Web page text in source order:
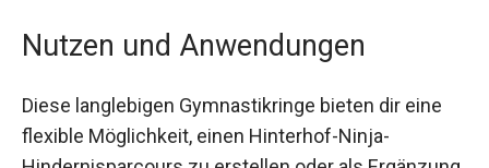
Nutzen und Anwendungen
Diese langlebigen Gymnastikringe bieten dir eine
flexible Möglichkeit, einen Hinterhof-Ninja-